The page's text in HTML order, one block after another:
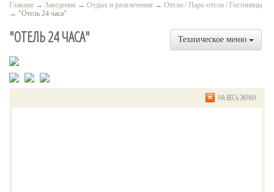
Главная → Заведения → Отдых и развлечения → Отели / Парк-отели / Гостиницы
→ "Отель 24 часа"
Техническое меню
"ОТЕЛЬ 24 ЧАСА"
НА ВЕСЬ ЭКРАН